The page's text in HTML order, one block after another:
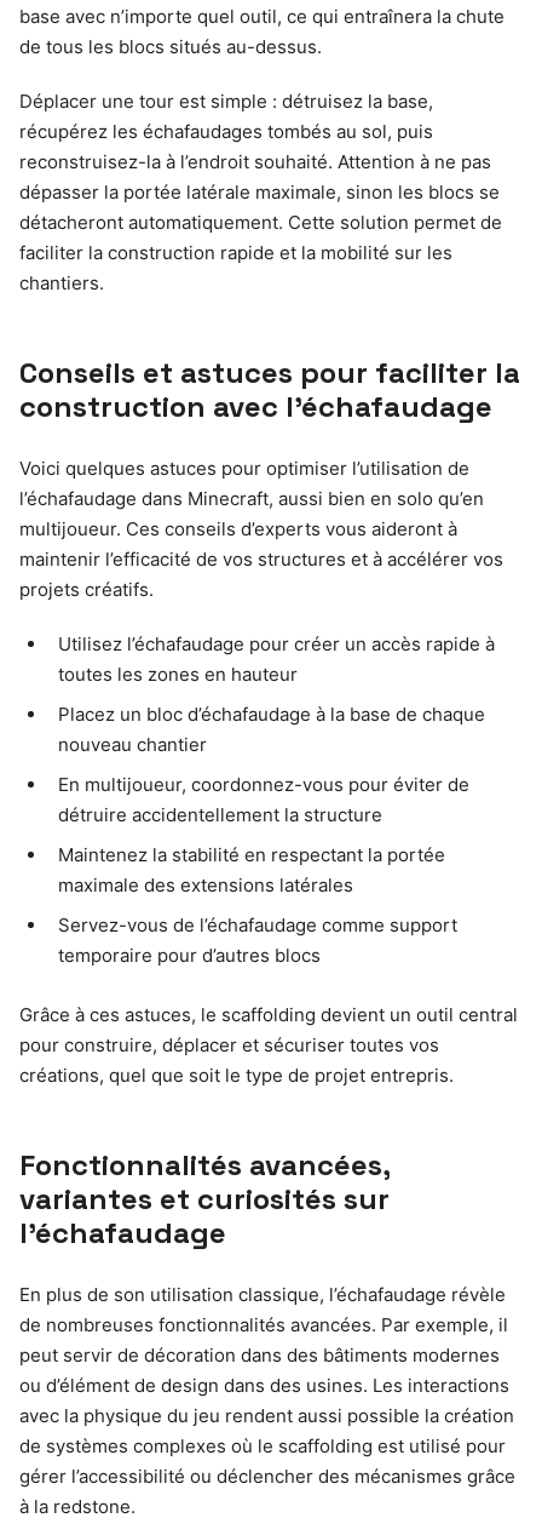
base avec n’importe quel outil, ce qui entraînera la chute
de tous les blocs situés au-dessus.
Déplacer une tour est simple : détruisez la base,
récupérez les échafaudages tombés au sol, puis
reconstruisez-la à l’endroit souhaité. Attention à ne pas
dépasser la portée latérale maximale, sinon les blocs se
détacheront automatiquement. Cette solution permet de
faciliter la construction rapide et la mobilité sur les
chantiers.
Conseils et astuces pour faciliter la
construction avec l’échafaudage
Voici quelques astuces pour optimiser l’utilisation de
l’échafaudage dans Minecraft, aussi bien en solo qu’en
multijoueur. Ces conseils d’experts vous aideront à
maintenir l’efficacité de vos structures et à accélérer vos
projets créatifs.
Utilisez l’échafaudage pour créer un accès rapide à
toutes les zones en hauteur
Placez un bloc d’échafaudage à la base de chaque
nouveau chantier
En multijoueur, coordonnez-vous pour éviter de
détruire accidentellement la structure
Maintenez la stabilité en respectant la portée
maximale des extensions latérales
Servez-vous de l’échafaudage comme support
temporaire pour d’autres blocs
Grâce à ces astuces, le scaffolding devient un outil central
pour construire, déplacer et sécuriser toutes vos
créations, quel que soit le type de projet entrepris.
Fonctionnalités avancées,
variantes et curiosités sur
l’échafaudage
En plus de son utilisation classique, l’échafaudage révèle
de nombreuses fonctionnalités avancées. Par exemple, il
peut servir de décoration dans des bâtiments modernes
ou d’élément de design dans des usines. Les interactions
avec la physique du jeu rendent aussi possible la création
de systèmes complexes où le scaffolding est utilisé pour
gérer l’accessibilité ou déclencher des mécanismes grâce
à la redstone.